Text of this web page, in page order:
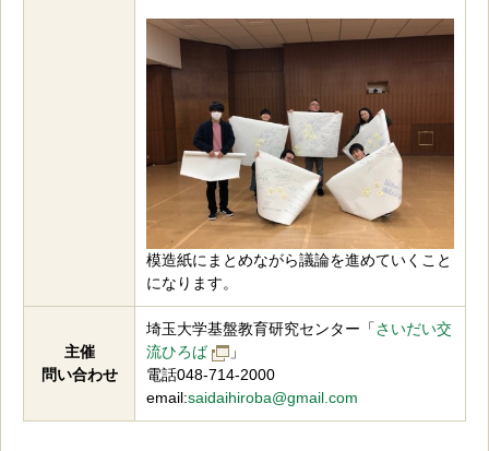
模造紙にまとめながら議論を進めていくこと
になります。
主催
問い合わせ
埼玉大学基盤教育研究センター「さいだい交
流ひろば
」
電話048-714-2000
email:saidaihiroba@gmail.com